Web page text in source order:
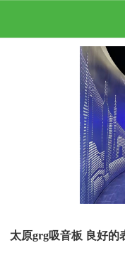
太原grg吸音板 良好的